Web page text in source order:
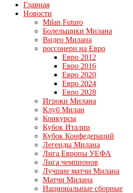
Главная
Новости
Milan Futuro
Болельщики Милана
Видео Милана
россонери на Евро
Евро 2012
Евро 2016
Евро 2020
Евро 2024
Евро 2028
Игроки Милана
Клуб Милан
Конкурсы
Кубок Италии
Кубок Конфедераций
Легенды Милана
Лига Европы УЕФА
Лига чемпионов
Лучшие матчи Милана
Матчи Милана
Национальные сборные